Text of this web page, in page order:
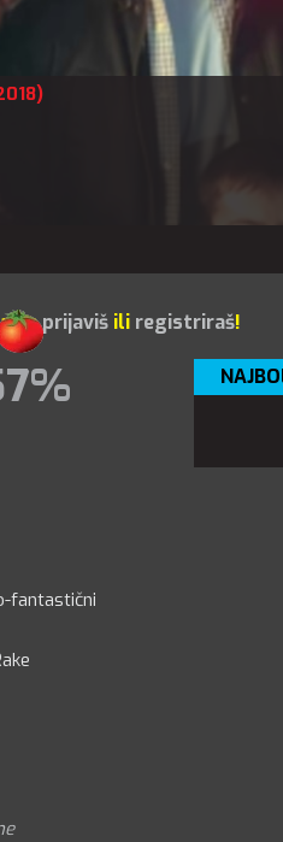
seprijaviš ili registriraš!
fantastični